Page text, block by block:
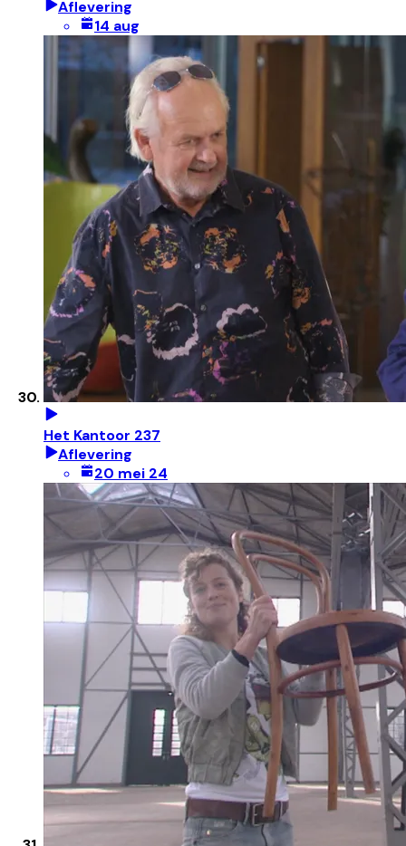
Aflevering
14 aug
Het Kantoor 237
Aflevering
20 mei 24